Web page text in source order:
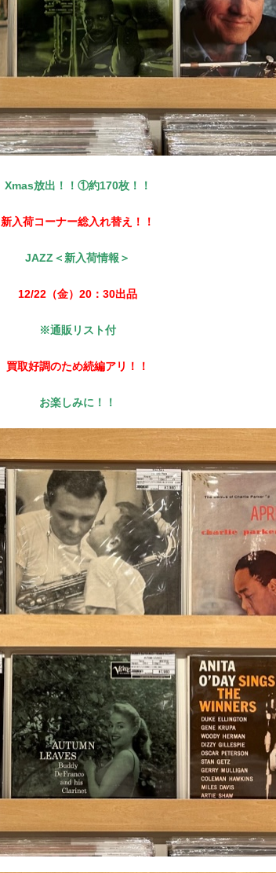
Xmas放出！！①約170枚！！
新入荷コーナー総入れ替え！！
JAZZ＜新入荷情報＞
12/22（金）20：30出品
※通販リスト付
買取好調のため続編アリ！！
お楽しみに！！